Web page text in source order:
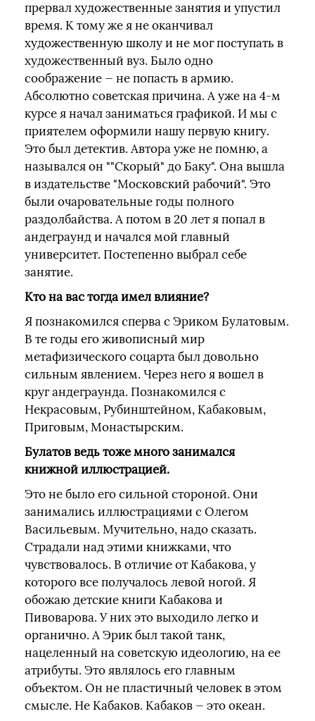
прервал художественные занятия и упустил
время. К тому же я не оканчивал
художественную школу и не мог поступать в
художественный вуз. Было одно
соображение — не попасть в армию.
Абсолютно советская причина. А уже на 4-м
курсе я начал заниматься графикой. И мы с
приятелем оформили нашу первую книгу.
Это был детектив. Автора уже не помню, а
назывался он ""Скорый" до Баку". Она вышла
в издательстве "Московский рабочий". Это
были очаровательные годы полного
раздолбайства. А потом в 20 лет я попал в
андеграунд и начался мой главный
университет. Постепенно выбрал себе
занятие.
Кто на вас тогда имел влияние?
Я познакомился сперва с Эриком Булатовым.
В те годы его живописный мир
метафизического соцарта был довольно
сильным явлением. Через него я вошел в
круг андеграунда. Познакомился с
Некрасовым, Рубинштейном, Кабаковым,
Приговым, Монастырским.
Булатов ведь тоже много занимался
книжной иллюстрацией.
Это не было его сильной стороной. Они
занимались иллюстрациями с Олегом
Васильевым. Мучительно, надо сказать.
Страдали над этими книжками, что
чувствовалось. В отличие от Кабакова, у
которого все получалось левой ногой. Я
обожаю детские книги Кабакова и
Пивоварова. У них это выходило легко и
органично. А Эрик был такой танк,
нацеленный на советскую идеологию, на ее
атрибуты. Это являлось его главным
объектом. Он не пластичный человек в этом
смысле. Не Кабаков. Кабаков — это океан.